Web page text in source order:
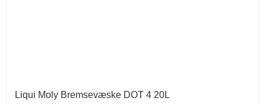
Liqui Moly Bremsevæske DOT 4 20L